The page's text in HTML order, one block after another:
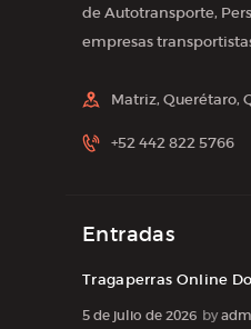
de Autotransporte,
empresas
Matriz, Querétaro,
+52 442 822 5766
Entradas
Tragaperras Online
5 de julio de 2026 by